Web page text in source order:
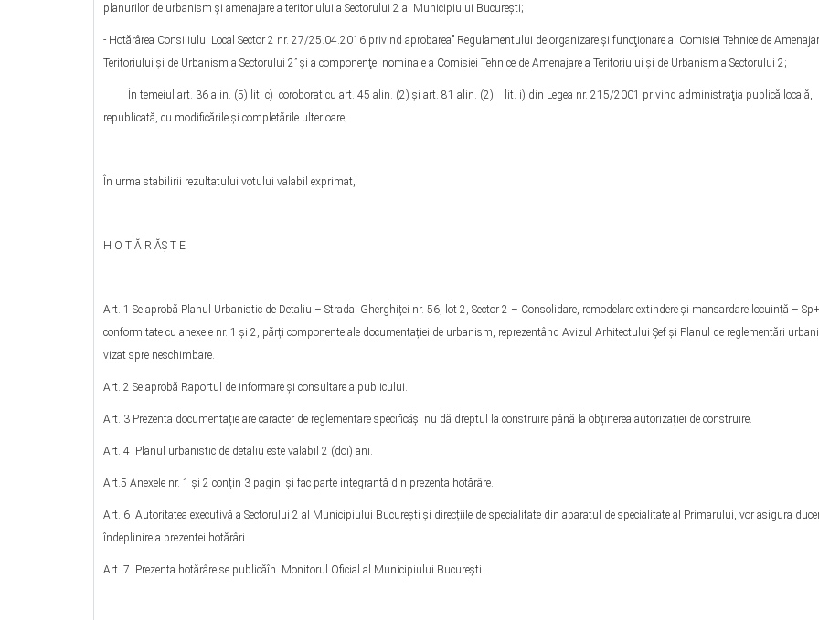
planurilor de urbanism şi amenajare a teritoriului a Sectorului 2 al Municipiului Bucureşti;
- Hotărârea Consiliului Local Sector 2 nr. 27/25.04.2016 privind aprobarea” Regulamentului de organizare şi funcţionare al Comisiei Tehnice de
Teritoriului şi de Urbanism a Sectorului 2” şi a componenţei nominale a Comisiei Tehnice de Amenajare a Teritoriului şi de Urbanism a Sectorului 2;
În temeiul art. 36 alin. (5) lit. c) coroborat cu art. 45 alin. (2) și art. 81 alin. (2) lit. i) din Legea nr. 215/2001 privind administraţia publică locală,
republicată, cu modificările şi completările ulterioare;
În urma stabilirii rezultatului votului valabil exprimat,
H O T Ă R ĂŞ T E
Art. 1 Se aprobă Planul Urbanistic de Detaliu – Strada Gherghiței nr. 56, lot 2, Sector 2 – Consolidare, remodelare extindere și mansardare locuință –
conformitate cu anexele nr. 1 și 2, părți componente ale documentației de urbanism, reprezentând Avizul Arhitectului Șef și Planul de reglementări
vizat spre neschimbare.
Art. 2 Se aprobă Raportul de informare şi consultare a publicului.
Art. 3 Prezenta documentație are caracter de reglementare specificăși nu dă dreptul la construire până la obținerea autorizației de construire.
Art. 4 Planul urbanistic de detaliu este valabil 2 (doi) ani.
Art.5 Anexele nr. 1 și 2 conțin 3 pagini și fac parte integrantă din prezenta hotărâre.
Art. 6 Autoritatea executivă a Sectorului 2 al Municipiului București și direcțiile de specialitate din aparatul de specialitate al Primarului, vor asigura
îndeplinire a prezentei hotărâri.
Art. 7 Prezenta hotărâre se publicăîn Monitorul Oficial al Municipiului Bucureşti.